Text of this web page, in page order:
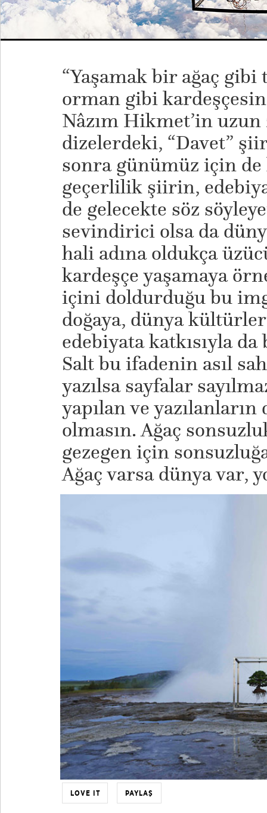
“Yaşamak bir ağaç
orman gibi
Nâzım Hikmet’in uzun
dizelerdeki, “Davet”
sonra günümüz için de
geçerlilik şiirin,
de gelecekte söz
sevindirici olsa da
hali adına oldukça
kardeşçe yaşamaya
içini doldurduğu bu
doğaya, dünya
edebiyata katkısıyla da
Salt bu ifadenin asıl
yazılsa sayfalar
yapılan ve
olmasın. Ağaç
gezegen için
Ağaç varsa dünya var,
LOVE IT PAYLAŞ